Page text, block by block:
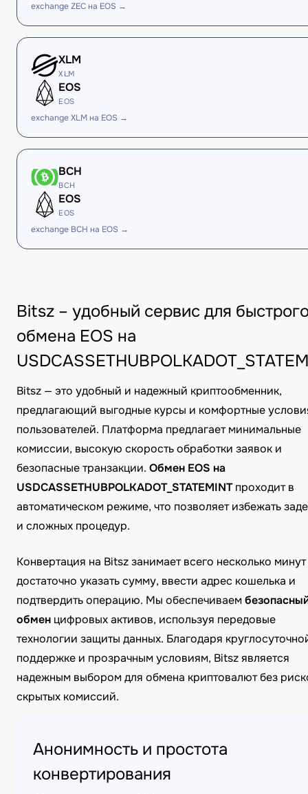
exchange ZEC на EOS →
XLM
XLM
EOS
EOS
exchange XLM на EOS →
BCH
BCH
EOS
EOS
exchange BCH на EOS →
Bitsz – удобный сервис для
обмена EOS на
Bitsz — это удобный и надежный криптообменник,
предлагающий выгодные курсы и комфортные
пользователей. Платформа предлагает минимальные
комиссии, высокую скорость обработки заявок и
безопасные транзакции. Обмен EOS на
USDCASSETHUBPOLKADOT_STATEMINTпроходит в
автоматическом режиме, что позволяет избежать
и сложных процедур.
Конвертация на Bitsz занимает всего несколько
достаточно указать сумму, ввести адрес кошелька и
подтвердить операцию. Мы обеспечиваем
обмен цифровых активов, используя передовые
технологии защиты данных. Благодаря
поддержке и прозрачным условиям, Bitsz является
надежным выбором для обмена криптовалют без
скрытых комиссий.
Анонимность и простота
конвертирования